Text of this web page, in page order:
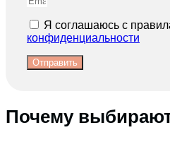
Я соглашаюсь с
конфиденциальности
Отправить
Почему